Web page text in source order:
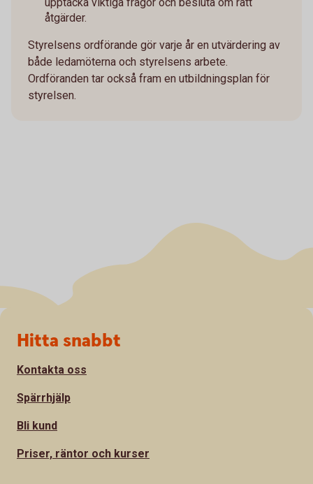
åtgärder.
Styrelsens ordförande gör varje år en utvärdering av
både ledamöterna och styrelsens arbete.
Ordföranden tar också fram en utbildningsplan för
styrelsen.
Sidfot
Hitta snabbt
Kontakta oss
Spärrhjälp
Bli kund
Priser, räntor och kurser